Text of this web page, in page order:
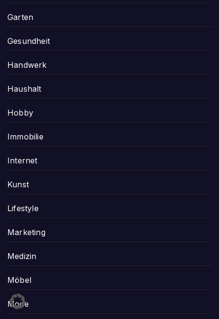
Garten
Gesundheit
Handwerk
Haushalt
Hobby
Immobilie
Internet
Kunst
Lifestyle
Marketing
Medizin
Möbel
Mode